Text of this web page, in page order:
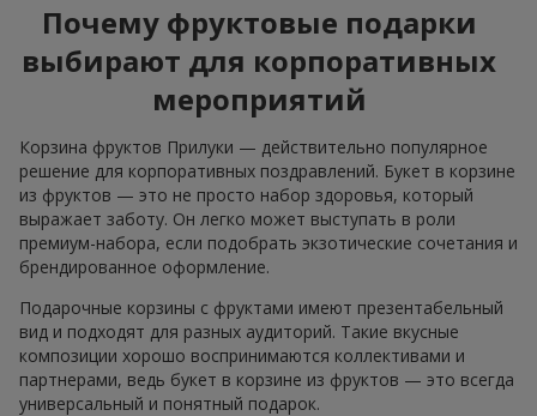
Почему фруктовые подарки
выбирают для корпоративных
мероприятий
Корзина фруктов Прилуки — действительно популярное
решение для корпоративных поздравлений. Букет в корзине
из фруктов — это не просто набор здоровья, который
выражает заботу. Он легко может выступать в роли
премиум-набора, если подобрать экзотические сочетания и
брендированное оформление.
Подарочные корзины с фруктами имеют презентабельный
вид и подходят для разных аудиторий. Такие вкусные
композиции хорошо воспринимаются коллективами и
партнерами, ведь букет в корзине из фруктов — это всегда
универсальный и понятный подарок.